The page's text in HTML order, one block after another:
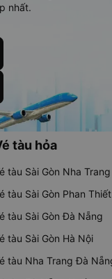
nhất.
tàu hỏa
tàu Sài Gòn Nha Trang
tàu Sài Gòn Phan Thiết
tàu Sài Gòn Đà Nẵng
tàu Sài Gòn Hà Nội
tàu Nha Trang Đà